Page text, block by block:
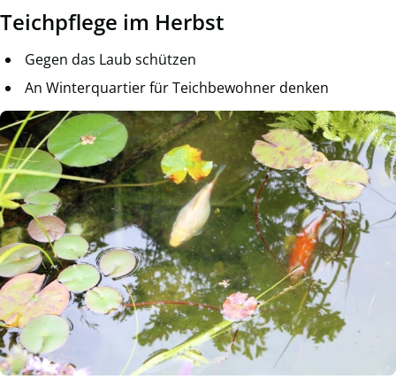
Teichpflege im Herbst
Gegen das Laub schützen
An Winterquartier für Teichbewohner denken